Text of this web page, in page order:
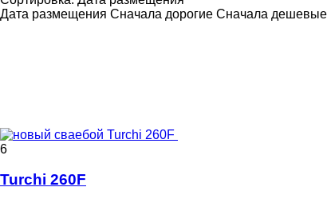
Дата размещения Сначала дорогие Сначала дешевые
6
Turchi 260F